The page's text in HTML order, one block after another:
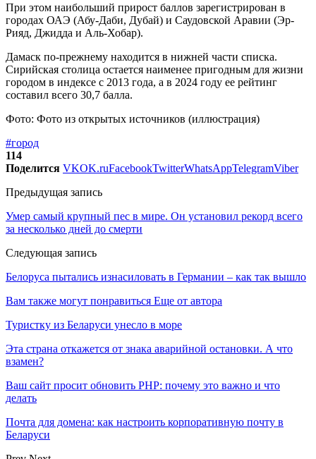
При этом наибольший прирост баллов зарегистрирован в
городах ОАЭ (Абу-Даби, Дубай) и Саудовской Аравии (Эр-
Рияд, Джидда и Аль-Хобар).
Дамаск по-прежнему находится в нижней части списка.
Сирийская столица остается наименее пригодным для жизни
городом в индексе с 2013 года, а в 2024 году ее рейтинг
составил всего 30,7 балла.
Фото: Фото из открытых источников (иллюстрация)
#город
114
Поделится VKOK.ruFacebookTwitterWhatsAppTelegramViber
Предыдущая запись
Умер самый крупный пес в мире. Он установил рекорд всего
за несколько дней до смерти
Следующая запись
Белоруса пытались изнасиловать в Германии – как так вышло
Вам также могут понравиться Еще от автора
Туристку из Беларуси унесло в море
Эта страна откажется от знака аварийной остановки. А что
взамен?
Ваш сайт просит обновить PHP: почему это важно и что
делать
Почта для домена: как настроить корпоративную почту в
Беларуси